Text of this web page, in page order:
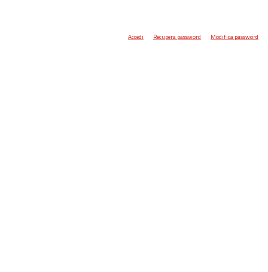
Accedi Recupera password Modifica password